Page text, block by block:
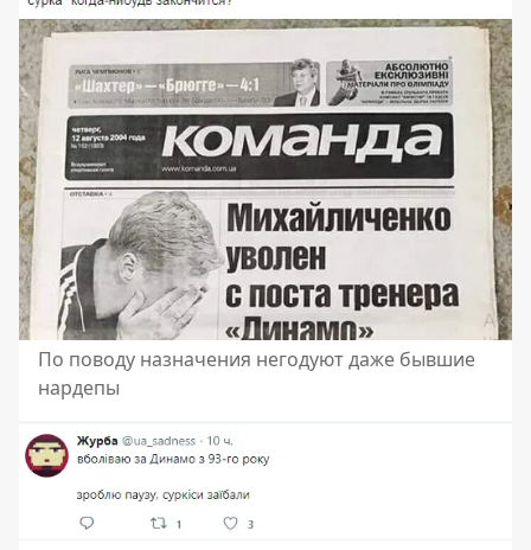
По поводу назначения негодуют даже бывшие
нардепы